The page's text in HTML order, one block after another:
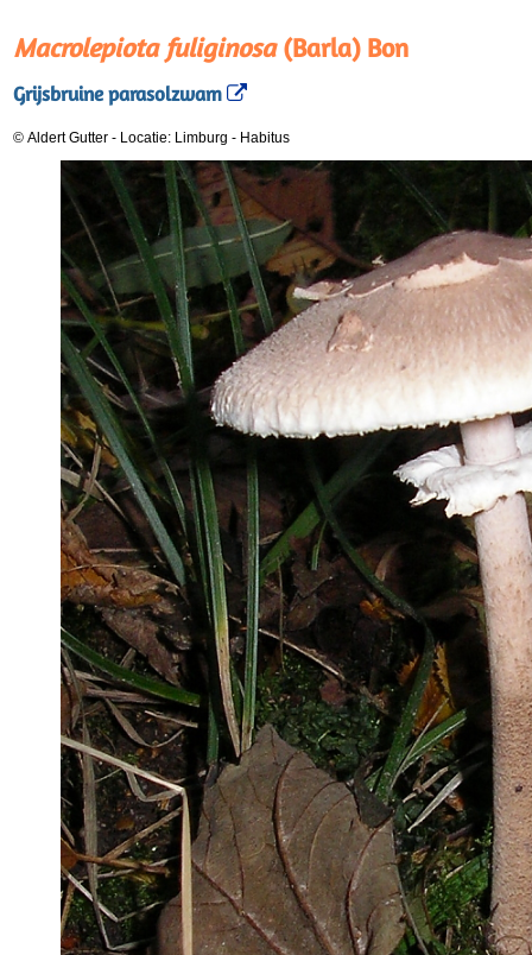
Macrolepiota fuliginosa(Barla) Bon
Grijsbruine parasolzwam
© Aldert Gutter - Locatie: Limburg - Habitus